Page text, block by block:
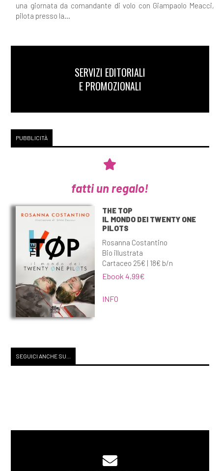
una giornata da comandante di volo con Giampaolo Meacci,
pilota presso la...
SERVIZI EDITORIALI
E PROMOZIONALI
PUBBLICITÀ
fatti un regalo!
THE TOP
IL MONDO DEI TWENTY ONE
PILOTS
Rosanna Costantino
Bio illustrata
Cartaceo 25€ | 18€ b/n
Ebook 4,99€
INFO
SEGUICI ANCHE SU...